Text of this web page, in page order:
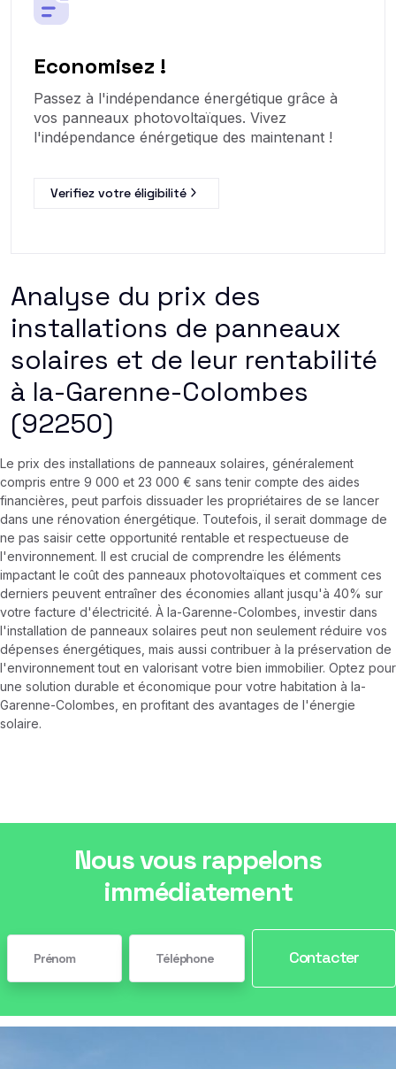
Economisez !
Passez à l'indépendance énergétique grâce à
vos panneaux photovoltaïques. Vivez
l'indépendance énérgetique des maintenant !
Verifiez votre éligibilité
Analyse du prix des
installations de panneaux
solaires et de leur rentabilité
à la-Garenne-Colombes
(92250)
Le prix des installations de panneaux solaires, généralement
compris entre 9 000 et 23 000 € sans tenir compte des aides
financières, peut parfois dissuader les propriétaires de se lancer
dans une rénovation énergétique. Toutefois, il serait dommage de
ne pas saisir cette opportunité rentable et respectueuse de
l'environnement. Il est crucial de comprendre les éléments
impactant le coût des panneaux photovoltaïques et comment ces
derniers peuvent entraîner des économies allant jusqu'à 40% sur
votre facture d'électricité. À la-Garenne-Colombes, investir dans
l'installation de panneaux solaires peut non seulement réduire vos
dépenses énergétiques, mais aussi contribuer à la préservation de
l'environnement tout en valorisant votre bien immobilier. Optez pour
une solution durable et économique pour votre habitation à la-
Garenne-Colombes, en profitant des avantages de l'énergie
solaire.
Nous vous rappelons
immédiatement
Contacter